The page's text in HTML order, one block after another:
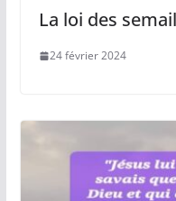
La loi des
24 février 2024